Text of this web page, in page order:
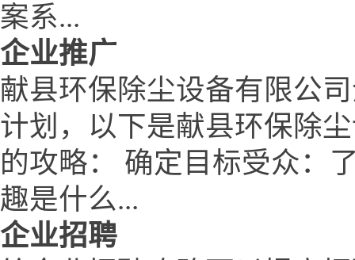
案系...
企业推广
献县环保除尘设备有限公
计划，以下是献县环保除
的攻略： 确定目标受众：
趣是什么...
企业招聘